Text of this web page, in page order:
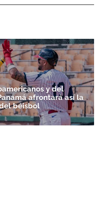
y del
afrontará así la
béisbol